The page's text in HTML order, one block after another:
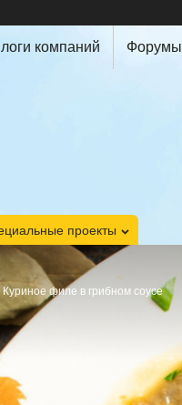
компаний Форумы
проекты
Куриное филе в грибном соусе